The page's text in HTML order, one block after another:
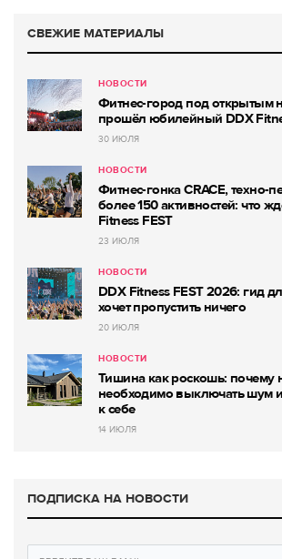
СВЕЖИЕ МАТЕРИАЛЫ
НОВОСТИ
Фитнес-город под открытым
прошёл юбилейный DDX
30 ИЮЛЯ
НОВОСТИ
Фитнес-гонка CRACE, техно-
более 150 активностей: что
Fitness FEST
23 ИЮЛЯ
НОВОСТИ
DDX Fitness FEST 2026: гид
хочет пропустить ничего
20 ИЮЛЯ
НОВОСТИ
Тишина как роскошь: почему
необходимо выключать шум
к себе
14 ИЮЛЯ
ПОДПИСКА НА НОВОСТИ